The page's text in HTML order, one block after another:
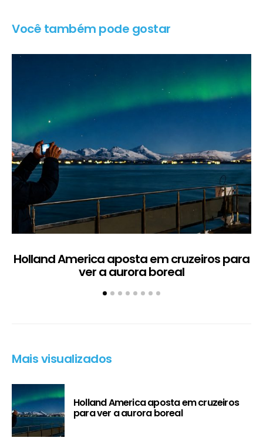
Você também pode gostar
Holland America aposta em cruzeiros para
ver a aurora boreal
Mais visualizados
Holland America aposta em cruzeiros
para ver a aurora boreal